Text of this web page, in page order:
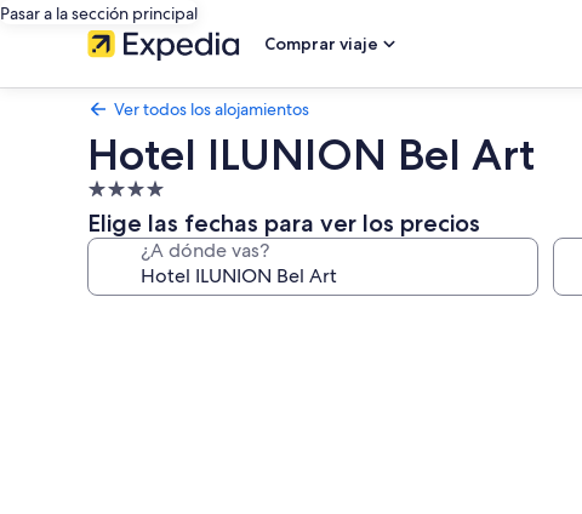
Pasar a la sección principal
Comprar viaje
Ver todos los alojamientos
Hotel ILUNION Bel Art
Alojamiento
de
4.0 estrellas
Elige las fechas para ver los precios
¿A dónde vas?